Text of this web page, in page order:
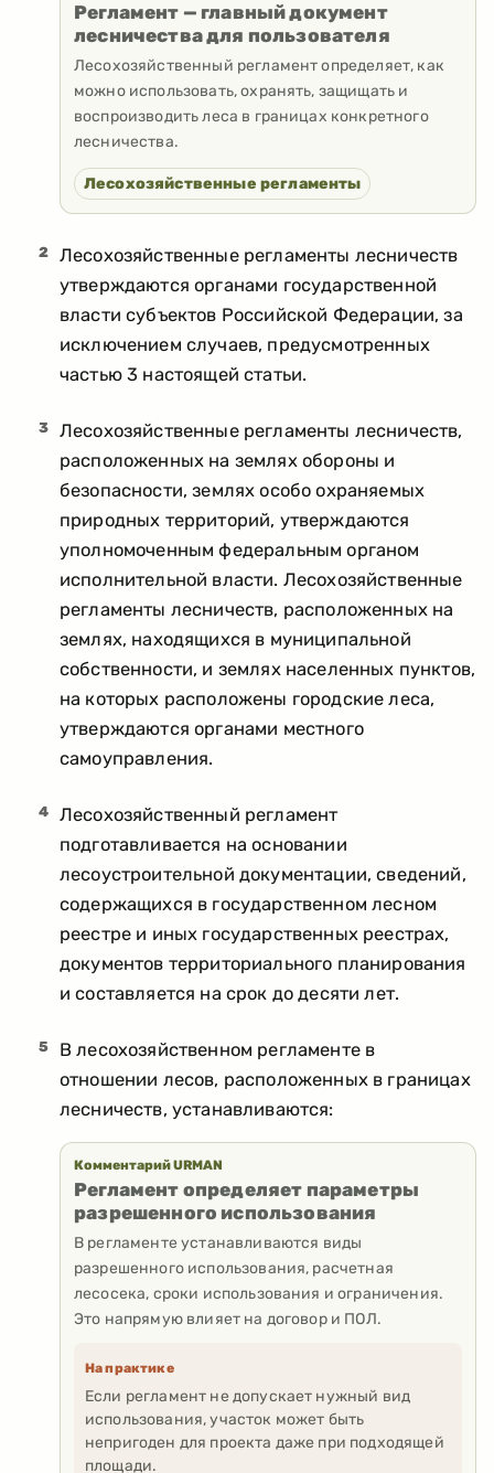
Регламент — главный документ
лесничества для пользователя
Лесохозяйственный регламент определяет, как
можно использовать, охранять, защищать и
воспроизводить леса в границах конкретного
лесничества.
Лесохозяйственные регламенты
2
Лесохозяйственные регламенты лесничеств
утверждаются органами государственной
власти субъектов Российской Федерации, за
исключением случаев, предусмотренных
частью 3 настоящей статьи.
3
Лесохозяйственные регламенты лесничеств,
расположенных на землях обороны и
безопасности, землях особо охраняемых
природных территорий, утверждаются
уполномоченным федеральным органом
исполнительной власти. Лесохозяйственные
регламенты лесничеств, расположенных на
землях, находящихся в муниципальной
собственности, и землях населенных пунктов,
на которых расположены городские леса,
утверждаются органами местного
самоуправления.
4
Лесохозяйственный регламент
подготавливается на основании
лесоустроительной документации, сведений,
содержащихся в государственном лесном
реестре и иных государственных реестрах,
документов территориального планирования
и составляется на срок до десяти лет.
5
В лесохозяйственном регламенте в
отношении лесов, расположенных в границах
лесничеств, устанавливаются:
Комментарий URMAN
Регламент определяет параметры
разрешенного использования
В регламенте устанавливаются виды
разрешенного использования, расчетная
лесосека, сроки использования и ограничения.
Это напрямую влияет на договор и ПОЛ.
На практике
Если регламент не допускает нужный вид
использования, участок может быть
непригоден для проекта даже при подходящей
площади.